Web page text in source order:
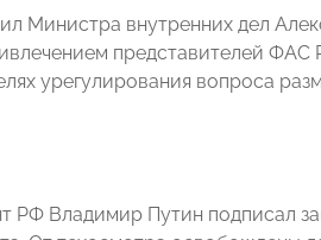
Министра внутренних дел
представителей
урегулирования вопроса
РФ Владимир Путин подписал